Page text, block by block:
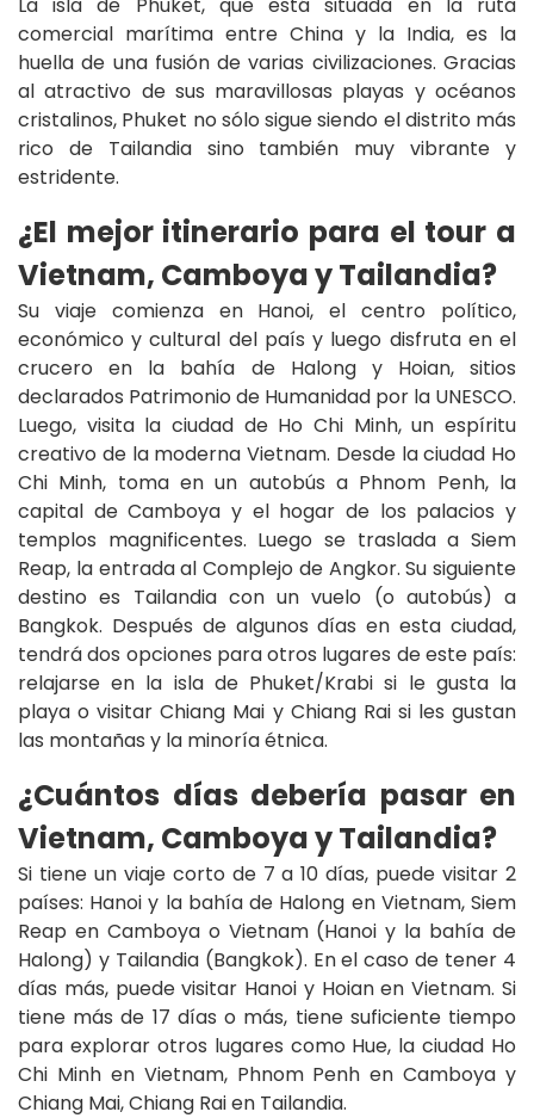
comercial marítima entre China y la India, es la
huella de una fusión de varias civilizaciones. Gracias
al atractivo de sus maravillosas playas y océanos
cristalinos, Phuket no sólo sigue siendo el distrito más
rico de Tailandia sino también muy vibrante y
estridente.
¿El mejor itinerario para el tour a
Vietnam, Camboya y Tailandia?
Su viaje comienza en Hanoi, el centro político,
económico y cultural del país y luego disfruta en el
crucero en la bahía de Halong y Hoian, sitios
declarados Patrimonio de Humanidad por la UNESCO.
Luego, visita la ciudad de Ho Chi Minh, un espíritu
creativo de la moderna Vietnam. Desde la ciudad Ho
Chi Minh, toma en un autobús a Phnom Penh, la
capital de Camboya y el hogar de los palacios y
templos magnificentes. Luego se traslada a Siem
Reap, la entrada al Complejo de Angkor. Su siguiente
destino es Tailandia con un vuelo (o autobús) a
Bangkok. Después de algunos días en esta ciudad,
tendrá dos opciones para otros lugares de este país:
relajarse en la isla de Phuket/Krabi si le gusta la
playa o visitar Chiang Mai y Chiang Rai si les gustan
las montañas y la minoría étnica.
¿Cuántos días debería pasar en
Vietnam, Camboya y Tailandia?
Si tiene un viaje corto de 7 a 10 días, puede visitar 2
países: Hanoi y la bahía de Halong en Vietnam, Siem
Reap en Camboya o Vietnam (Hanoi y la bahía de
Halong) y Tailandia (Bangkok). En el caso de tener 4
días más, puede visitar Hanoi y Hoian en Vietnam. Si
tiene más de 17 días o más, tiene suficiente tiempo
para explorar otros lugares como Hue, la ciudad Ho
Chi Minh en Vietnam, Phnom Penh en Camboya y
Chiang Mai, Chiang Rai en Tailandia.